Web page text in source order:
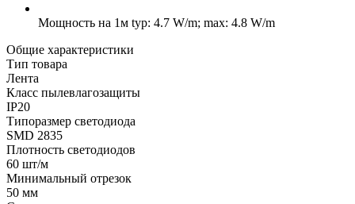
Мощность на 1м typ: 4.7 W/m; max: 4.8 W/m
Общие характеристики
Тип товара
Лента
Класс пылевлагозащиты
IP20
Типоразмер светодиода
SMD 2835
Плотность светодиодов
60 шт/м
Минимальный отрезок
50 мм